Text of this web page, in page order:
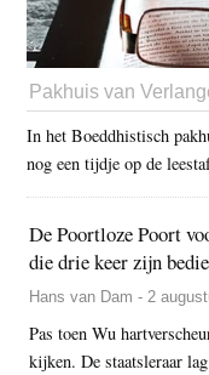
Pakhuis van
In het Boeddhistisch
nog een tijdje op de
De Poortloze Poort
die drie keer zijn
Hans van Dam - 2
Pas toen Wu
kijken. De staatsleraar